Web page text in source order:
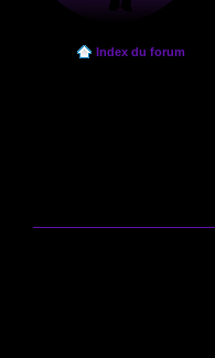
Index du forum